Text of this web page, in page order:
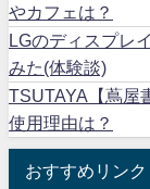
やカフェは？
LGのディスプレ
みた(体験談)
TSUTAYA【蔦屋
使用理由は？
おすすめリンク